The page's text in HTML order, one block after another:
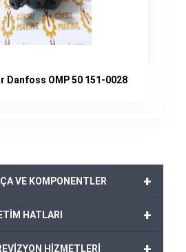
Danfoss OMP 50 151-0028
+
VE KOMPONENTLER
+
HATLARI
+
HİZMETLERİ